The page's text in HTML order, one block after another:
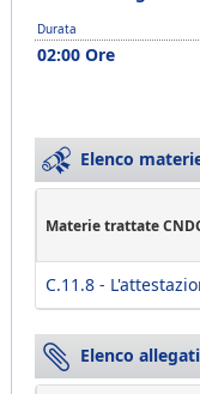
Durata
02:00 Ore
Elenco
Materie trattate
C.11.8 -
Elenco allegati